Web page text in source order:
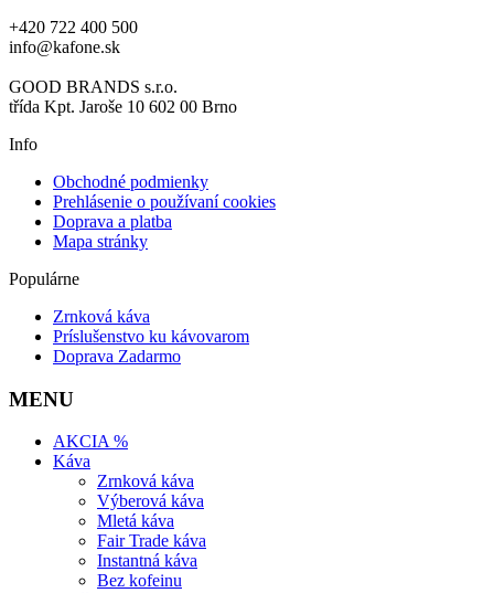
+420 722 400 500
info@kafone.sk
GOOD BRANDS s.r.o.
třída Kpt. Jaroše 10 602 00 Brno
Info
Obchodné podmienky
Prehlásenie o používaní cookies
Doprava a platba
Mapa stránky
Populárne
Zrnková káva
Príslušenstvo ku kávovarom
Doprava Zadarmo
MENU
AKCIA %
Káva
Zrnková káva
Výberová káva
Mletá káva
Fair Trade káva
Instantná káva
Bez kofeinu